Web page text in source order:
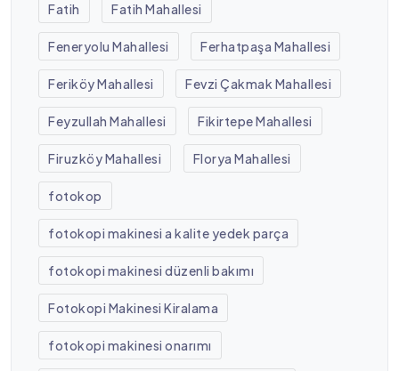
Fatih Fatih Mahallesi
Feneryolu Mahallesi Ferhatpaşa Mahallesi
Feriköy Mahallesi Fevzi Çakmak Mahallesi
Feyzullah Mahallesi Fikirtepe Mahallesi
Firuzköy Mahallesi Florya Mahallesi
fotokop
fotokopi makinesi a kalite yedek parça
fotokopi makinesi düzenli bakımı
Fotokopi Makinesi Kiralama
fotokopi makinesi onarımı